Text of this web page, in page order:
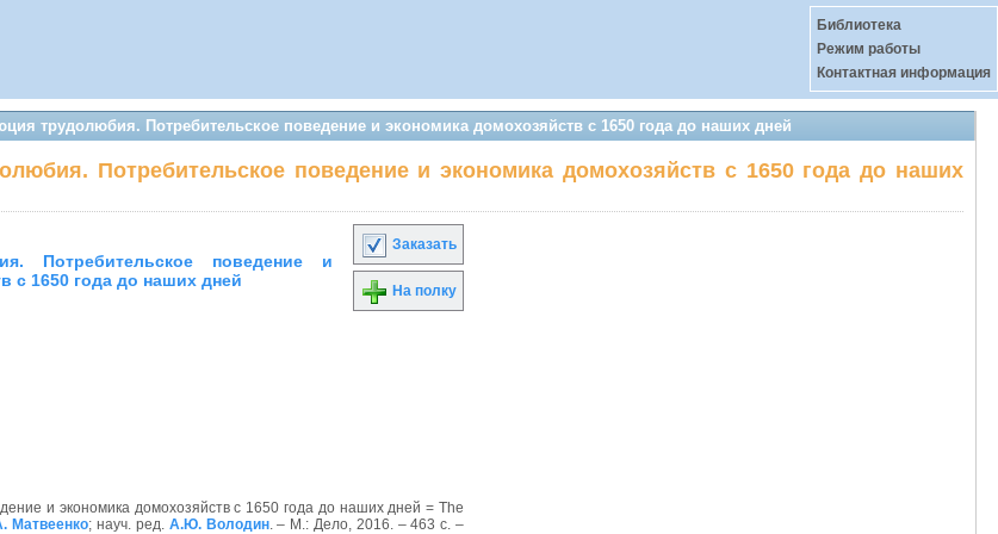
Библиотека
Режим работы
Контактная информация
трудолюбия. Потребительское поведение и экономика домохозяйств с 1650 года до наших дней
Потребительское поведение и экономика домохозяйств с 1650 года до наших
Потребительское поведение и
с 1650 года до наших дней
Заказать
На полку
и экономика домохозяйств с 1650 года до наших дней = The
Матвеенко; науч. ред. А.Ю. Володин. – М.: Дело, 2016. – 463 с. –